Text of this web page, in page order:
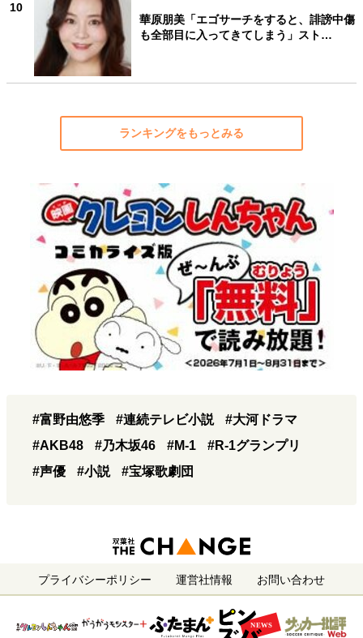
10
華原朋美「エゴサーチをすると、誹謗中傷
も全部目に入ってきてしまう」スト…
ランキングをもっとみる
#富野由悠季 #連続テレビ小説
#大河ドラマ
#AKB48
#乃木坂46 #M-1
#R-1グランプリ
#声優
#小説 #宝塚歌劇団
プライバシーポリシー 運営社情報 お問い合わせ